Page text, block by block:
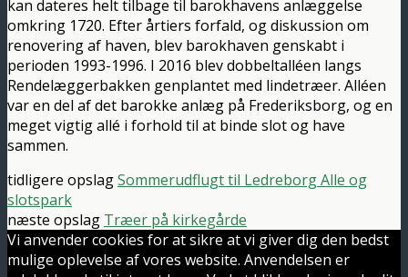
kan dateres helt tilbage til barokhavens anlæggelse
omkring 1720. Efter årtiers forfald, og diskussion om
renovering af haven, blev barokhaven genskabt i
perioden 1993-1996. I 2016 blev dobbeltalléen langs
Rendelæggerbakken genplantet med lindetræer. Alléen
var en del af det barokke anlæg på Frederiksborg, og en
meget vigtig allé i forhold til at binde slot og have
sammen.
tidligere opslagSommerudflugt til Ledreborg Alle og
slotspark
næste opslag Træer på kirkegårde
Vi anvender cookies for at sikre at vi giver dig den bedst
mulige oplevelse af vores website. Anvendelsen er